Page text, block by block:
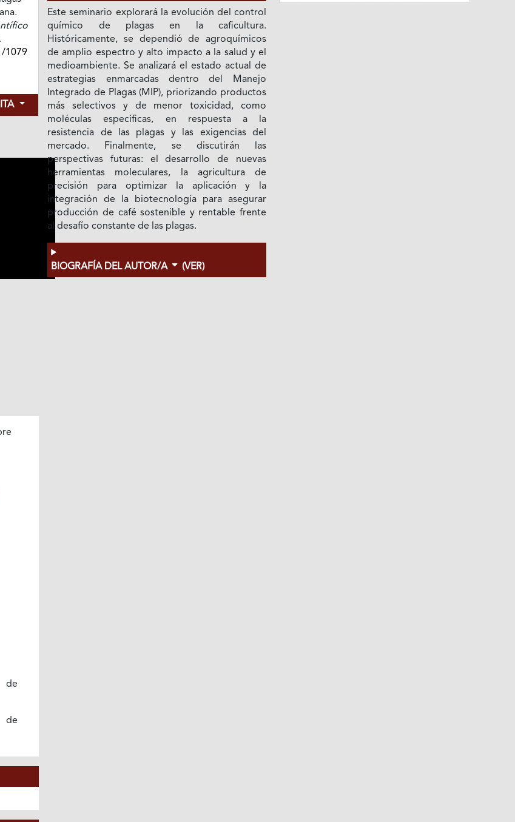
1079
de
de
Este seminario explorará la evolución del control
químico de plagas en la caficultura.
Históricamente, se dependió de agroquímicos
de amplio espectro y alto impacto a la salud y el
medioambiente. Se analizará el estado actual de
estrategias enmarcadas dentro del Manejo
Integrado de Plagas (MIP), priorizando productos
más selectivos y de menor toxicidad, como
moléculas específicas, en respuesta a la
resistencia de las plagas y las exigencias del
mercado. Finalmente, se discutirán las
perspectivas futuras: el desarrollo de nuevas
herramientas moleculares, la agricultura de
precisión para optimizar la aplicación y la
integración de la biotecnología para asegurar
producción de café sostenible y rentable frente
al desafío constante de las plagas.
BIOGRAFÍA DEL AUTOR/A (VER)